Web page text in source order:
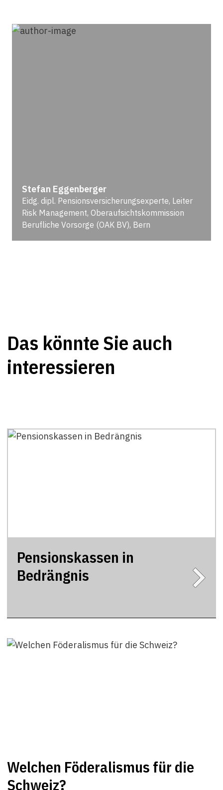
Stefan Eggenberger
Eidg. dipl. Pensionsversicherungsexperte, Leiter
Risk Management, Oberaufsichtskommission
Berufliche Vorsorge (OAK BV), Bern
Das könnte Sie auch
interessieren
Pensionskassen in
Bedrängnis
Welchen Föderalismus für die
Schweiz?